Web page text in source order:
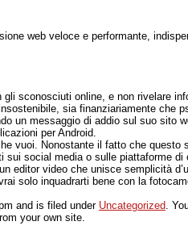
web veloce e performante,
sconosciuti online, e non rivelare
sia finanziariamente che
un messaggio di addio sul suo sito
per Android.
vuoi. Nonostante il fatto che
social media o sulle piattaforme
editor video che unisce semplicità
solo inquadrarti bene con la
and is filed under Uncategorized.
your own site.